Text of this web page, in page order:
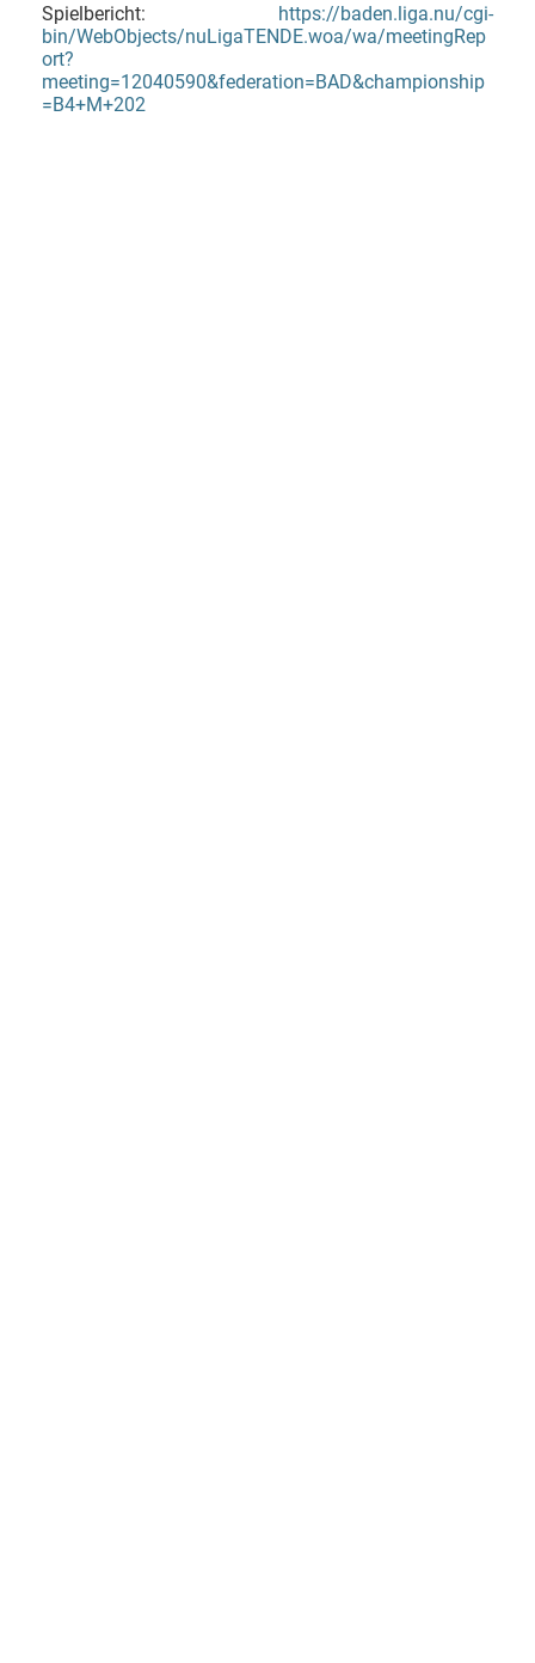
Spielbericht: https://baden.liga.nu/cgi-
bin/WebObjects/nuLigaTENDE.woa/wa/meetingRep
ort?
meeting=12040590&federation=BAD&championship
=B4+M+202